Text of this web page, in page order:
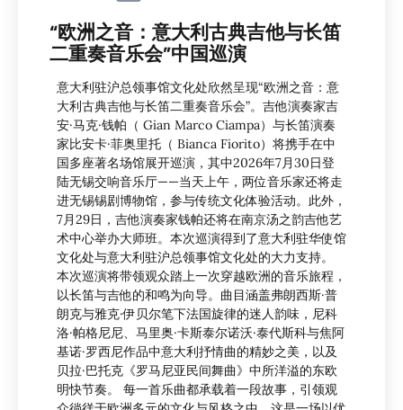
“欧洲之音：意大利古典吉他与长笛
二重奏音乐会”中国巡演
意大利驻沪总领事馆文化处欣然呈现“欧洲之音：意
大利古典吉他与长笛二重奏音乐会”。吉他演奏家吉
安·马克·钱帕（ Gian Marco Ciampa）与长笛演奏
家比安卡·菲奥里托（ Bianca Fiorito）将携手在中
国多座著名场馆展开巡演，其中2026年7月30日登
陆无锡交响音乐厅——当天上午，两位音乐家还将走
进无锡锡剧博物馆，参与传统文化体验活动。此外，
7月29日，吉他演奏家钱帕还将在南京汤之韵吉他艺
术中心举办大师班。本次巡演得到了意大利驻华使馆
文化处与意大利驻沪总领事馆文化处的大力支持。
本次巡演将带领观众踏上一次穿越欧洲的音乐旅程，
以长笛与吉他的和鸣为向导。曲目涵盖弗朗西斯·普
朗克与雅克·伊贝尔笔下法国旋律的迷人韵味，尼科
洛·帕格尼尼、马里奥·卡斯泰尔诺沃·泰代斯科与焦阿
基诺·罗西尼作品中意大利抒情曲的精妙之美，以及
贝拉·巴托克《罗马尼亚民间舞曲》中所洋溢的东欧
明快节奏。 每一首乐曲都承载着一段故事，引领观